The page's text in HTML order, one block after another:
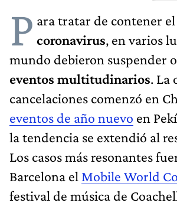
P ara tratar de contener
coronavirus, en varios
mundo debieron suspender
eventos multitudinarios. La
cancelaciones comenzó en
eventos de año nuevo en
la tendencia se extendió al
Los casos más resonantes
Barcelona el Mobile World
festival de música de